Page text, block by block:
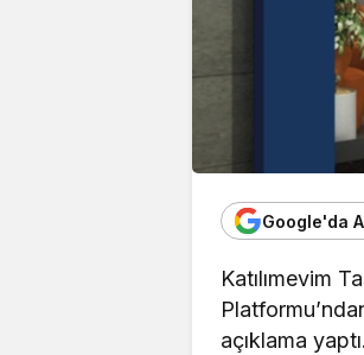
Google'da
Katılımevim
açıklama yaptı.